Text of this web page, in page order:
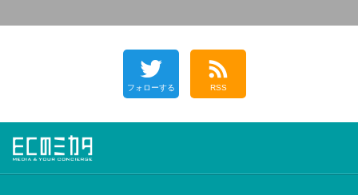
フォローする RSS